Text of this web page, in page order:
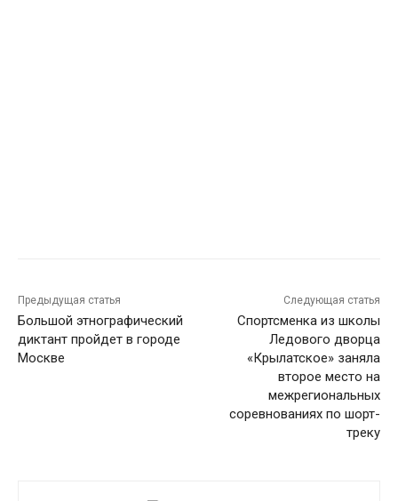
Предыдущая статья
Большой этнографический
диктант пройдет в городе
Москве
Следующая статья
Спортсменка из школы
Ледового дворца
«Крылатское» заняла
второе место на
межрегиональных
соревнованиях по шорт-
треку